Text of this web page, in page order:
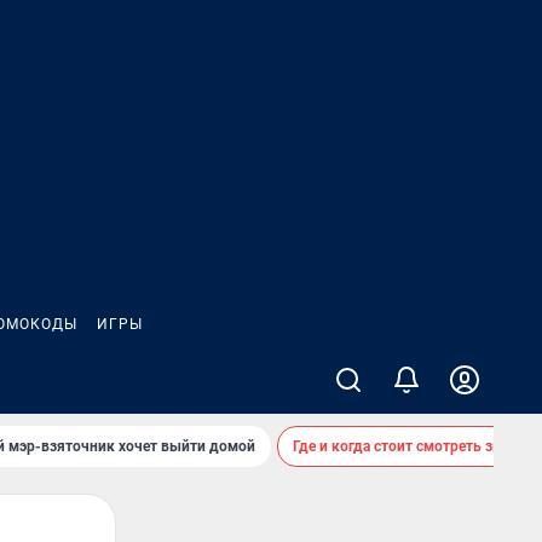
ИГРЫ
мэр-взяточник хочет выйти домой Где и когда стоит смотреть